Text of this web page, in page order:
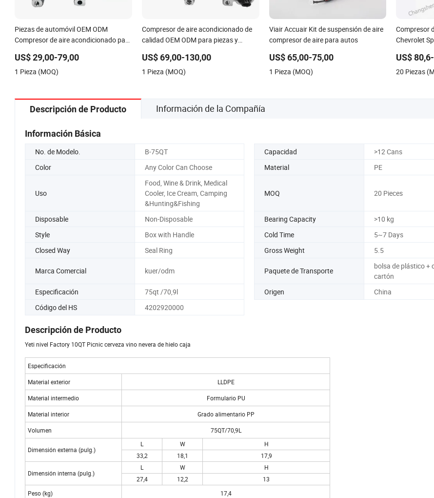
Piezas de automóvil OEM ODM
Compresor de aire acondicionado para
aire acondicionado de alta calidad a
precio de fábrica Denso 10s11d
US$ 29,00-79,00
1 Pieza (MOQ)
Compresor de aire acondicionado de
calidad OEM ODM para piezas y
Altis 88310-68031 88310-68032
88310-02740 447260-3373 Kt447280-
US$ 69,00-130,00
1 Pieza (MOQ)
Viair Accuair Kit de suspensión de aire
compresor de aire para autos
US$ 65,00-75,00
1 Pieza (MOQ)
Compresor
Chevrolet
US$
20 Piezas
Descripción de Producto Información de la Compañía
Información Básica
No. de Modelo. B-75QT Capacidad
>12 Cans
Color
Any Color Can Choose Material PE
Uso
Food, Wine & Drink, Medical
Cooler, Ice Cream, Camping
&Hunting&Fishing
MOQ 20 Pieces
Disposable Non-Disposable Bearing Capacity
>10 kg
Style
Box with Handle Cold Time
5~7 Days
Closed Way
Seal Ring Gross Weight 5.5
Marca Comercial kuer/odm Paquete de Transporte
bolsa de plástico +
cartón
Especificación
75qt /70,9l Origen
China
Código del HS
4202920000
Descripción de Producto
Yeti nivel Factory 10QT Picnic cerveza vino nevera de hielo caja
Especificación
Material exterior LLDPE
Material intermedio Formulario PU
Material interior Grado alimentario PP
Volumen 75QT/70,9L
Dimensión externa (pulg.)
L W
H
33,2
18,1 17,9
Dimensión interna (pulg.)
L W
H
27,4
12,2
13
Peso (kg)
17,4